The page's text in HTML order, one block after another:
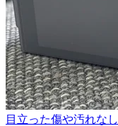
目立った傷や汚れなし